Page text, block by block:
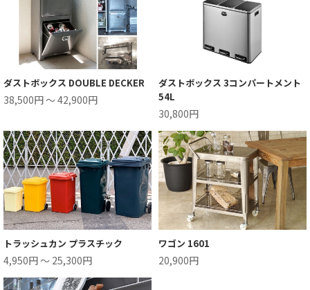
ダストボックス DOUBLE DECKER
38,500円 ～ 42,900円
ダストボックス 3コンパートメント
54L
30,800円
トラッシュカン プラスチック
4,950円 ～ 25,300円
ワゴン 1601
20,900円